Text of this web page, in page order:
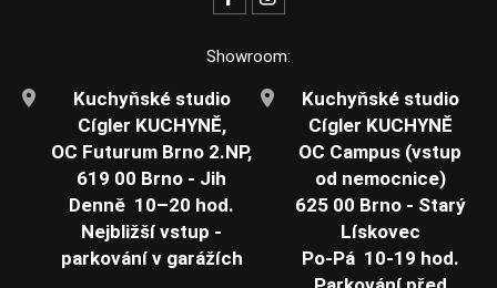
Showroom:
Kuchyňské studio
Cígler KUCHYNĚ,
OC Futurum Brno 2.NP,
619 00 Brno - Jih
Denně 10–20 hod.
Nejbližší vstup -
parkování v garážích
Kuchyňské studio
Cígler KUCHYNĚ
OC Campus (vstup
od nemocnice)
625 00 Brno - Starý
Lískovec
Po-Pá 10-19 hod.